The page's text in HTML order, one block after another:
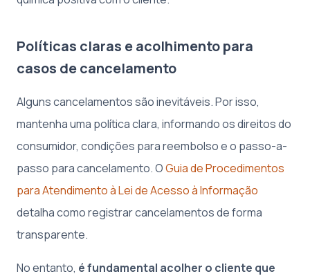
Políticas claras e acolhimento para
casos de cancelamento
Alguns cancelamentos são inevitáveis. Por isso,
mantenha uma política clara, informando os direitos do
consumidor, condições para reembolso e o passo-a-
passo para cancelamento. OGuia de Procedimentos
para Atendimento à Lei de Acesso à Informação
detalha como registrar cancelamentos de forma
transparente.
No entanto, é fundamental acolher o cliente que